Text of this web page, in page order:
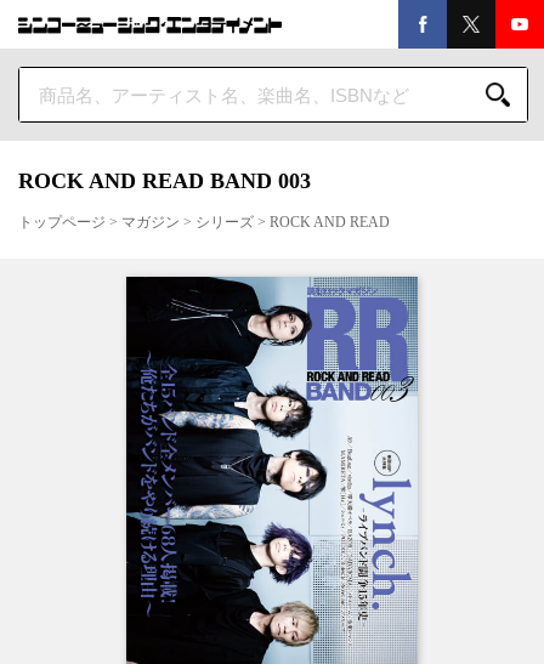
ROCK AND READ BAND 003
トップページ > マガジン > シリーズ > ROCK AND READ